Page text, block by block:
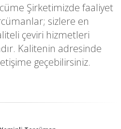
Şirketimizde faaliyet
sizlere en
çeviri hizmetleri
Kalitenin adresinde
geçebilirsiniz.